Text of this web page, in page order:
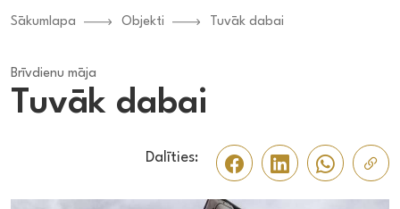
Sākumlapa Objekti Tuvāk dabai
Brīvdienu māja
Tuvāk dabai
Dalīties: